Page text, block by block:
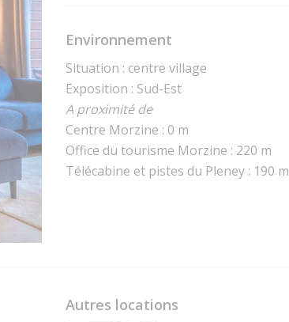
Environnement
Situation : centre village
Exposition : Sud-Est
A proximité de
Centre Morzine : 0 m
Office du tourisme Morzine : 220 m
Télécabine et pistes du Pleney : 190 m
Autres locations